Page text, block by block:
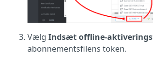
Vælg Indsæt offline-
abonnementsfilens token.